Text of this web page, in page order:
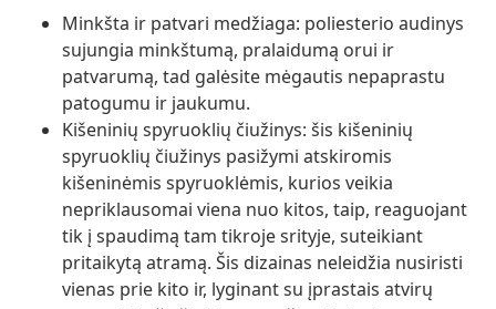
Minkšta ir patvari medžiaga: poliesterio audinys
sujungia minkštumą, pralaidumą orui ir
patvarumą, tad galėsite mėgautis nepaprastu
patogumu ir jaukumu.
Kišeninių spyruoklių čiužinys: šis kišeninių
spyruoklių čiužinys pasižymi atskiromis
kišeninėmis spyruoklėmis, kurios veikia
nepriklausomai viena nuo kitos, taip, reaguojant
tik į spaudimą tam tikroje srityje, suteikiant
pritaikytą atramą. Šis dizainas neleidžia nusiristi
vienas prie kito ir, lyginant su įprastais atvirų